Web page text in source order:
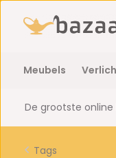
Meubels
De grootste online
Tags